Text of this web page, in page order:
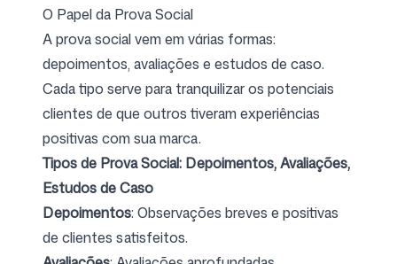
O Papel da Prova Social
A prova social vem em várias formas:
depoimentos, avaliações e estudos de caso.
Cada tipo serve para tranquilizar os potenciais
clientes de que outros tiveram experiências
positivas com sua marca.
Tipos de Prova Social: Depoimentos, Avaliações,
Estudos de Caso
Depoimentos: Observações breves e positivas
de clientes satisfeitos.